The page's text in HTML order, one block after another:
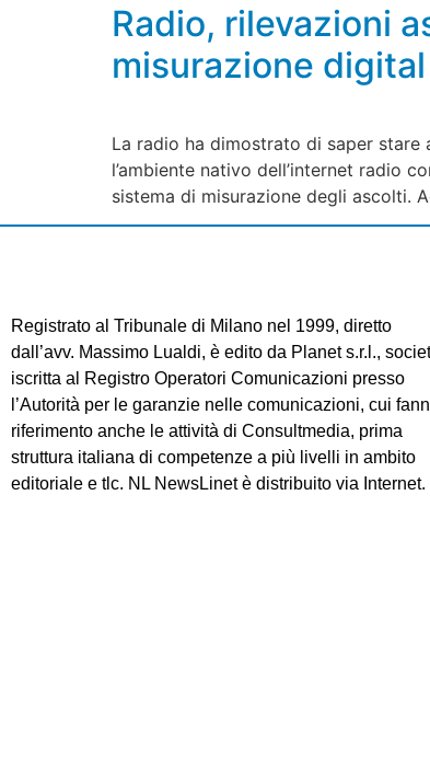
Radio, rilevazioni
misurazione
La radio ha dimostrato di saper
l’ambiente nativo dell’internet radio
sistema di misurazione degli ascolti.
Registrato al Tribunale di Milano nel 1999, diretto
dall’avv. Massimo Lualdi, è edito da Planet s.r.l.,
iscritta al Registro Operatori Comunicazioni presso
l’Autorità per le garanzie nelle comunicazioni, cui
riferimento anche le attività di Consultmedia, prima
struttura italiana di competenze a più livelli in ambito
editoriale e tlc. NL NewsLinet è distribuito via Internet.